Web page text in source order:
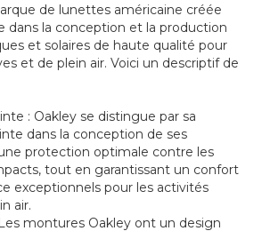
de lunettes américaine créée
dans la conception et la production
et solaires de haute qualité pour
et de plein air. Voici un descriptif de
: Oakley se distingue par sa
dans la conception de ses
protection optimale contre les
tout en garantissant un confort
exceptionnels pour les activités
air.
montures Oakley ont un design